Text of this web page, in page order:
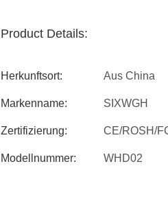
Product Details:
Herkunftsort: Aus China
Markenname: SIXWGH
Zertifizierung: CE/ROSH/
Modellnummer: WHD02